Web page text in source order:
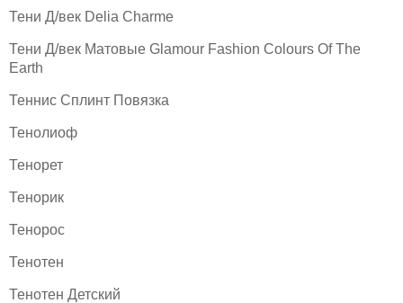
Тени Д/век Delia Charme
Тени Д/век Матовые Glamour Fashion Colours Of The
Earth
Теннис Сплинт Повязка
Тенолиоф
Тенорет
Тенорик
Тенорос
Тенотен
Тенотен Детский